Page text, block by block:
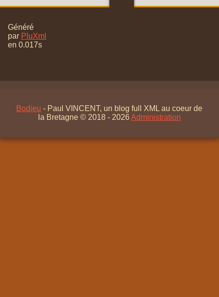
Généré
par PluXml
en 0.017s
Bodieu - Paul VINCENT, un blog full XML au coeur de
la Bretagne © 2018 - 2026 Administration